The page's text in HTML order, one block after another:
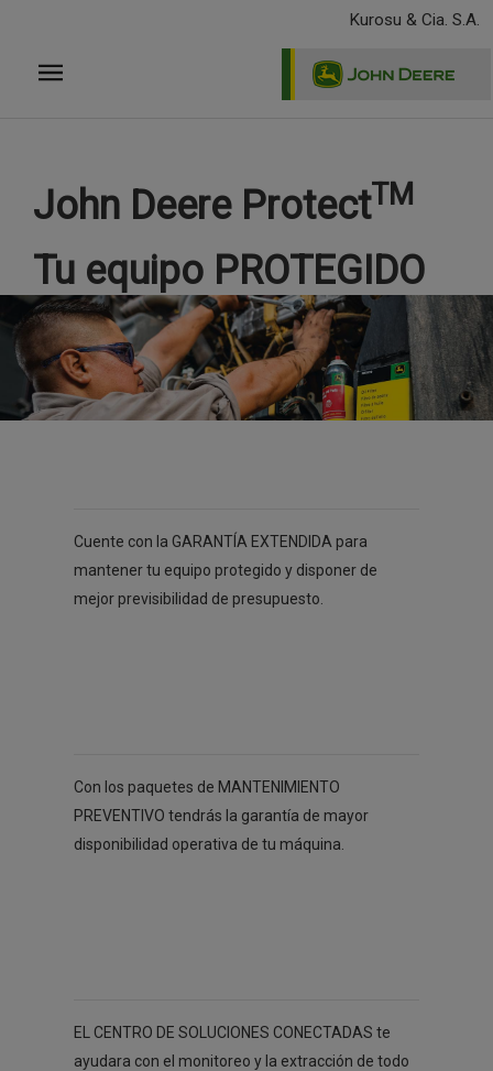
principal
Kurosu & Cia. S.A.
John Deere ProtectTM
Tu equipo PROTEGIDO
Cuente con la GARANTÍA EXTENDIDA para
mantener tu equipo protegido y disponer de
mejor previsibilidad de presupuesto.
Con los paquetes de MANTENIMIENTO
PREVENTIVO tendrás la garantía de mayor
disponibilidad operativa de tu máquina.
EL CENTRO DE SOLUCIONES CONECTADAS te
ayudara con el monitoreo y la extracción de todo